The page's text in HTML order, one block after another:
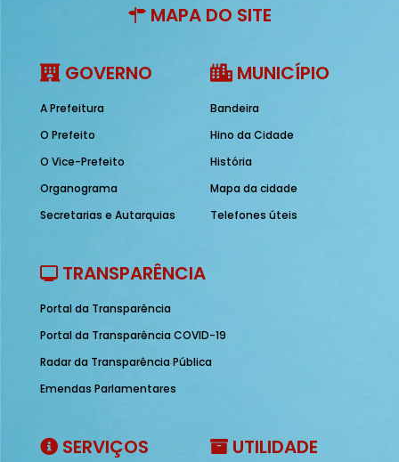
MAPA DO SITE
GOVERNO
A Prefeitura
O Prefeito
O Vice-Prefeito
Organograma
Secretarias e Autarquias
MUNICÍPIO
Bandeira
Hino da Cidade
História
Mapa da cidade
Telefones úteis
TRANSPARÊNCIA
Portal da Transparência
Portal da Transparência COVID-19
Radar da Transparência Pública
Emendas Parlamentares
SERVIÇOS UTILIDADE